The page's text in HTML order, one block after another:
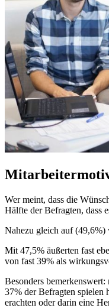
Wer meint, dass die
Hälfte der Befragten, dass
Nahezu gleich auf (49,6%)
Mit 47,5% äußerten fast
von fast 39% als
Besonders
37% der Befragten spielen
erachten oder darin eine